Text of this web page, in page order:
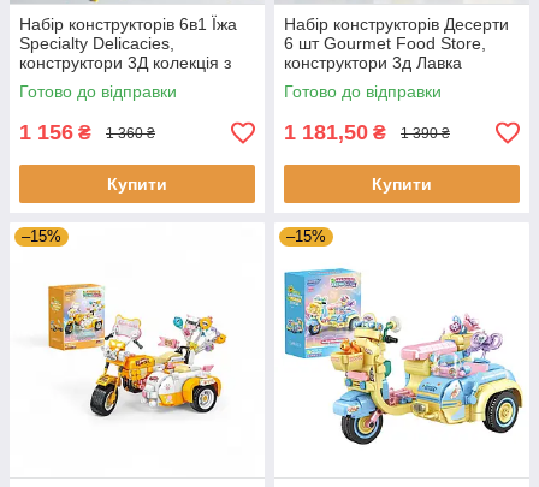
Набір конструкторів 6в1 Їжа
Specialty Delicacies,
конструктори 3Д колекція з
мініфігурок 7 см на 14 см
Готово до відправки
1 156 ₴ 1 360 ₴
Купити
Набір конструкторів Десерти
6 шт Gourmet Food Store,
конструктори 3д Лавка
ласощів колекція персонажів
9 см
Готово до відправки
1 181,50 ₴ 1 390 ₴
Купити
–15% –15%